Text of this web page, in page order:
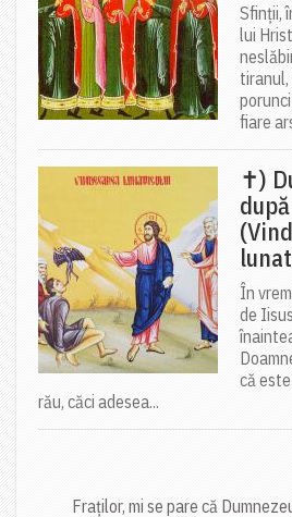
Sfinții,
lui
tiranul,
fiare
✝)
În
de
că
rău, căci adesea...
Fraților, mi se pare că